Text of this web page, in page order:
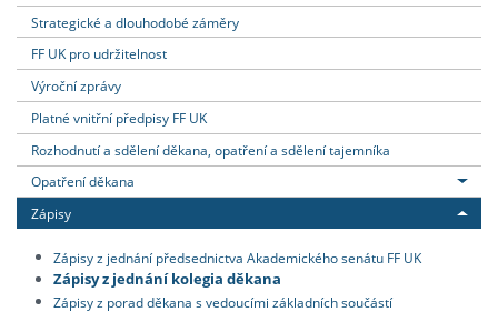
Strategické a dlouhodobé záměry
FF UK pro udržitelnost
Výroční zprávy
Platné vnitřní předpisy FF UK
Rozhodnutí a sdělení děkana, opatření a sdělení tajemníka
Opatření děkana
Zápisy
Zápisy z jednání předsednictva Akademického senátu FF UK
Zápisy z jednání kolegia děkana
Zápisy z porad děkana s vedoucími základních součástí